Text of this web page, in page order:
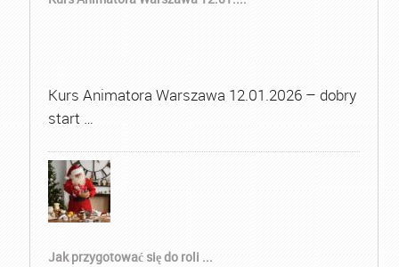
Kurs Animatora Warszawa 12.01.2026 – dobry
start …
Jak przygotować się do roli ...